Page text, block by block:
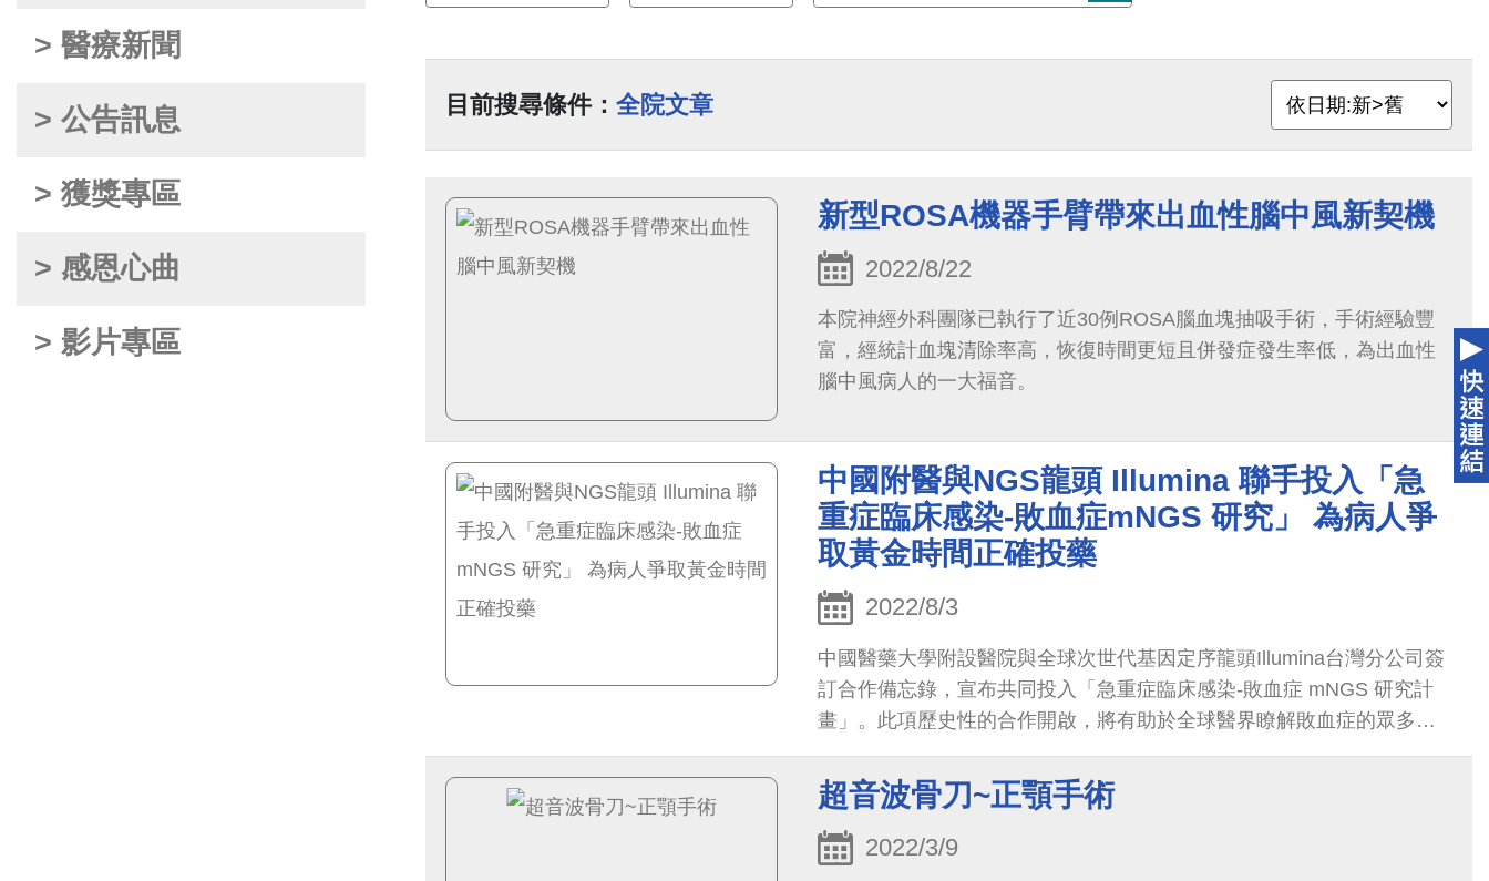
> 醫療新聞
> 公告訊息
> 獲獎專區
> 感恩心曲
> 影片專區
目前搜尋條件： 全院文章
新型ROSA機器手臂帶來出血性腦中風新契機
2022/8/22
本院神經外科團隊已執行了近30例ROSA腦血塊抽吸手術，手術經驗豐
富，經統計血塊清除率高，恢復時間更短且併發症發生率低，為出血性
腦中風病人的一大福音。
中國附醫與NGS龍頭 Illumina 聯手投入「急
重症臨床感染-敗血症mNGS 研究」 為病人爭
取黃金時間正確投藥
2022/8/3
中國醫藥大學附設醫院與全球次世代基因定序龍頭Illumina台灣分公司簽
訂合作備忘錄，宣布共同投入「急重症臨床感染-敗血症 mNGS 研究計
畫」。此項歷史性的合作開啟，將有助於全球醫界瞭解敗血症的眾多難
解議題，透過搭配mNGS 病原高通量基因定序，提供臨床醫師更詳細、
更完整、更全面的病人感染資訊，進一步為病人在黃金搶救時間爭取更
多關鍵治療與幫助
超音波骨刀~正顎手術
2022/3/9